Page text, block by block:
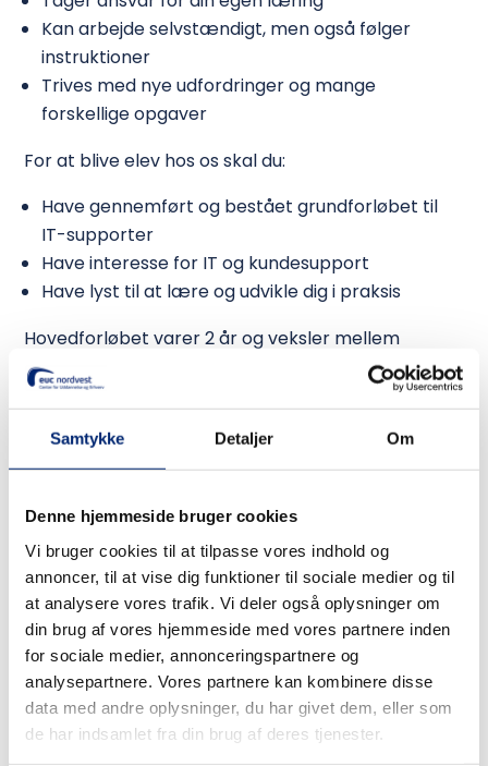
Samtykke Detaljer Om
Denne hjemmeside bruger cookies
Vi bruger cookies til at tilpasse vores indhold og
annoncer, til at vise dig funktioner til sociale medier og til
at analysere vores trafik. Vi deler også oplysninger om
din brug af vores hjemmeside med vores partnere inden
for sociale medier, annonceringspartnere og
analysepartnere. Vores partnere kan kombinere disse
data med andre oplysninger, du har givet dem, eller som
de har indsamlet fra din brug af deres tjenester.
Kan arbejde selvstændigt, men også følger
instruktioner
Trives med nye udfordringer og mange
forskellige opgaver
For at blive elev hos os skal du:
Have gennemført og bestået grundforløbet til
IT-supporter
Have interesse for IT og kundesupport
Have lyst til at lære og udvikle dig i praksis
Hovedforløbet varer 2 år og veksler mellem
skoleophold og praktik hos os.
EUC Nordvest tilbyder en bred vifte af
merkantile erhvervsuddannelser (EUD/EUX),
tekniske og merkantile gymnasiale uddannelser
(HTX/HHX), maritime uddannelser,
arbejdsmarkedsuddannelser (AMU) samt øvrige
efter- og videreuddannelser (VEU). De forskellige
uddannelser har tilsammen ca. 1.300 årselever,
mens kursuscentret servicerer ca. 7.500 kursister
på årsbasis. EUC Nordvest har afdelinger i Thisted,
Nykøbing Mors, Fjerritslev og Thyborøn og